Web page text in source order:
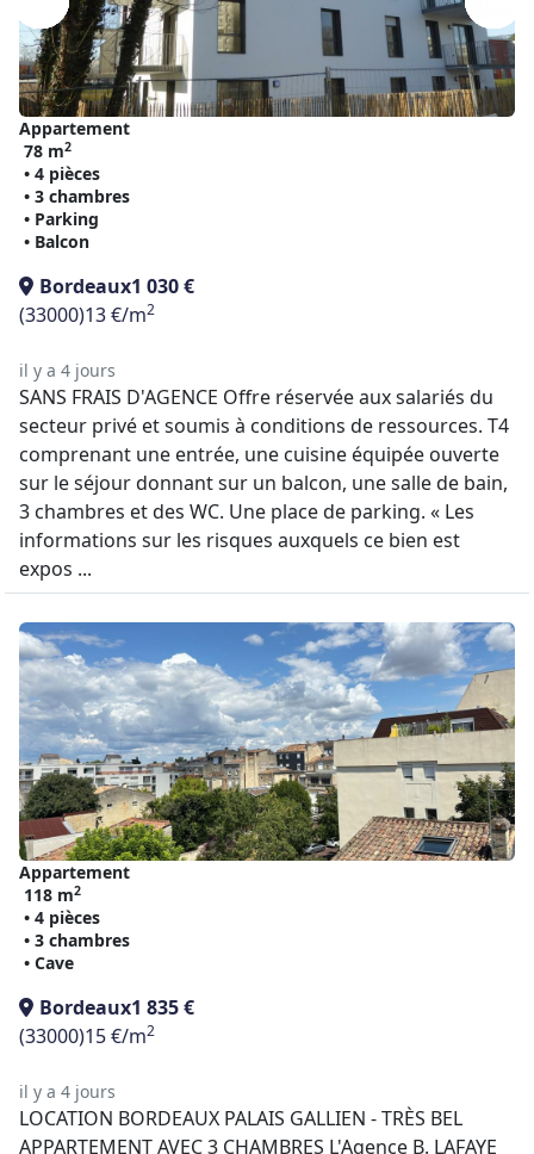
Appartement
78 m2
• 4 pièces
• 3 chambres
• Parking
• Balcon
Bordeaux1 030 €
(33000)13 €/m2
il y a 4 jours
SANS FRAIS D'AGENCE Offre réservée aux salariés du
secteur privé et soumis à conditions de ressources. T4
comprenant une entrée, une cuisine équipée ouverte
sur le séjour donnant sur un balcon, une salle de bain,
3 chambres et des WC. Une place de parking. « Les
informations sur les risques auxquels ce bien est
expos ...
Appartement
118 m2
• 4 pièces
• 3 chambres
• Cave
Bordeaux1 835 €
(33000)15 €/m2
il y a 4 jours
LOCATION BORDEAUX PALAIS GALLIEN - TRÈS BEL
APPARTEMENT AVEC 3 CHAMBRES L'Agence B. LAFAYE